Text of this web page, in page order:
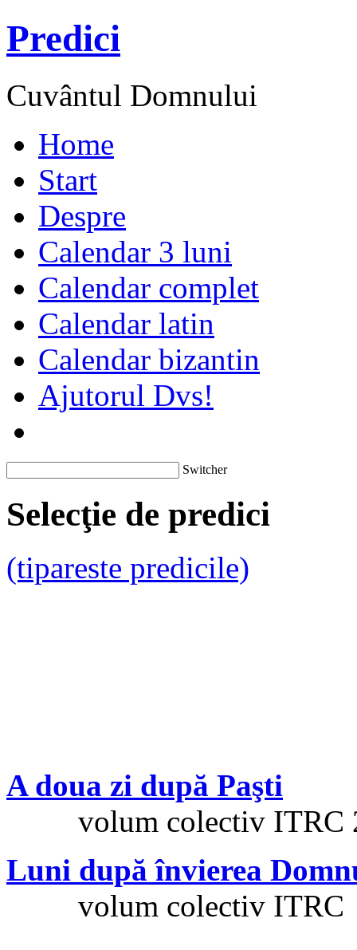
Predici
Cuvântul Domnului
Home
Start
Despre
Calendar 3 luni
Calendar complet
Calendar latin
Calendar bizantin
Ajutorul Dvs!
Switcher
Selecţie de predici
(tipareste predicile)
A doua zi după Paşti
volum colectiv ITRC
Luni după învierea
volum colectiv ITRC